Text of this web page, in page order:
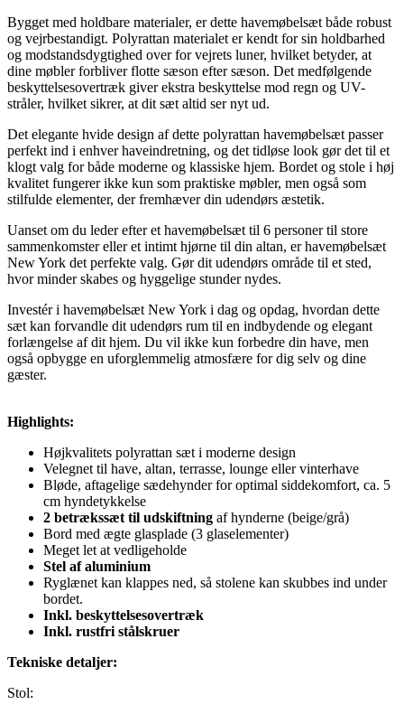
Bygget med holdbare materialer, er dette havemøbelsæt både robust
og vejrbestandigt. Polyrattan materialet er kendt for sin holdbarhed
og modstandsdygtighed over for vejrets luner, hvilket betyder, at
dine møbler forbliver flotte sæson efter sæson. Det medfølgende
beskyttelsesovertræk giver ekstra beskyttelse mod regn og UV-
stråler, hvilket sikrer, at dit sæt altid ser nyt ud.
Det elegante hvide design af dette polyrattan havemøbelsæt passer
perfekt ind i enhver haveindretning, og det tidløse look gør det til et
klogt valg for både moderne og klassiske hjem. Bordet og stole i høj
kvalitet fungerer ikke kun som praktiske møbler, men også som
stilfulde elementer, der fremhæver din udendørs æstetik.
Uanset om du leder efter et havemøbelsæt til 6 personer til store
sammenkomster eller et intimt hjørne til din altan, er havemøbelsæt
New York det perfekte valg. Gør dit udendørs område til et sted,
hvor minder skabes og hyggelige stunder nydes.
Investér i havemøbelsæt New York i dag og opdag, hvordan dette
sæt kan forvandle dit udendørs rum til en indbydende og elegant
forlængelse af dit hjem. Du vil ikke kun forbedre din have, men
også opbygge en uforglemmelig atmosfære for dig selv og dine
gæster.
Highlights:
Højkvalitets polyrattan sæt i moderne design
Velegnet til have, altan, terrasse, lounge eller vinterhave
Bløde, aftagelige sædehynder for optimal siddekomfort, ca. 5
cm hyndetykkelse
2 betrækssæt til udskiftning af hynderne (beige/grå)
Bord med ægte glasplade (3 glaselementer)
Meget let at vedligeholde
Stel af aluminium
Ryglænet kan klappes ned, så stolene kan skubbes ind under
bordet.
Inkl. beskyttelsesovertræk
Inkl. rustfri stålskruer
Tekniske detaljer:
Stol: